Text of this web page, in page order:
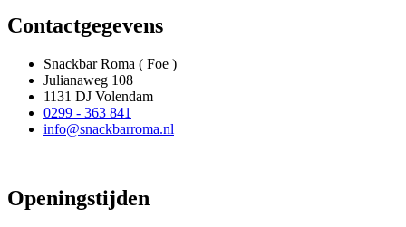
Contactgegevens
Snackbar Roma ( Foe )
Julianaweg 108
1131 DJ Volendam
0299 - 363 841
info@snackbarroma.nl
Openingstijden